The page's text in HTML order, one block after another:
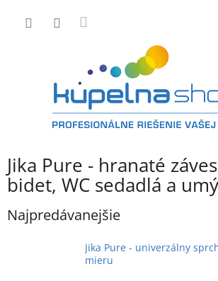
Jika Pure - hranaté
bidet, WC sedadlá a
Najpredávanejšie
Jika Pure - univerzálny
mieru